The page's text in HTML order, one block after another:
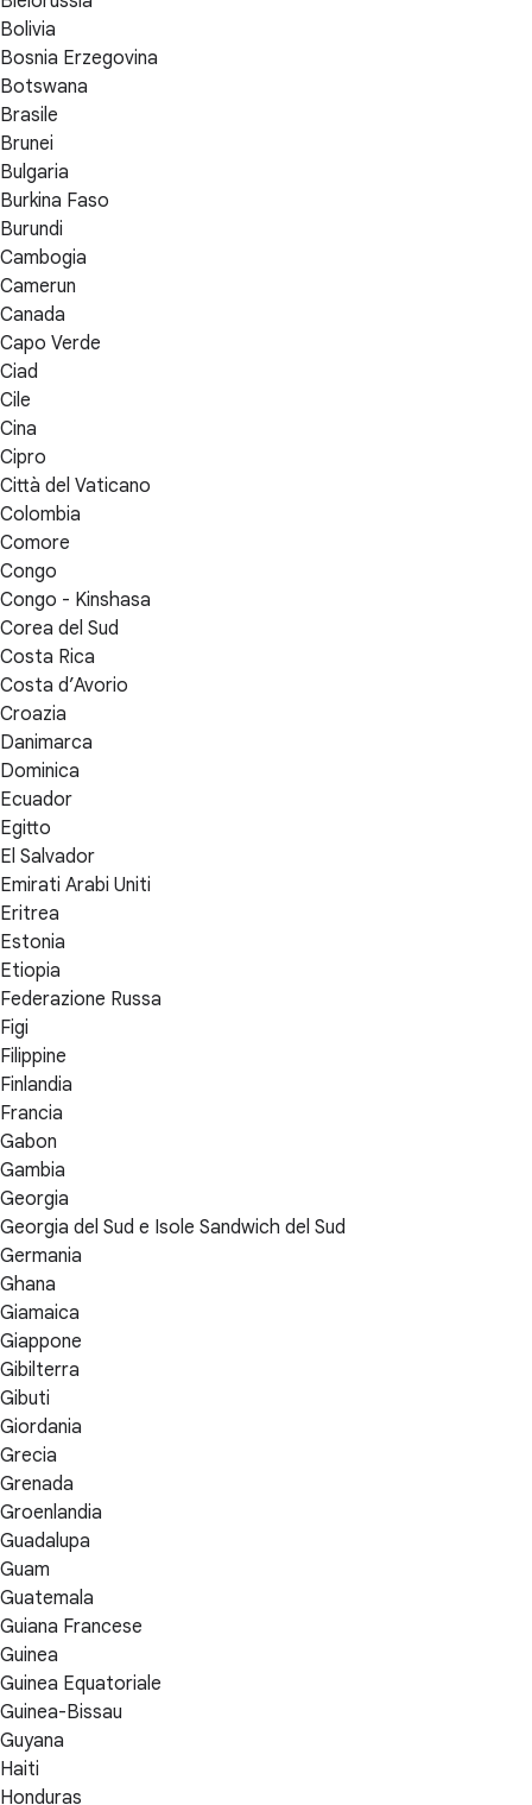
Bolivia
Bosnia Erzegovina
Botswana
Brasile
Brunei
Bulgaria
Burkina Faso
Burundi
Cambogia
Camerun
Canada
Capo Verde
Ciad
Cile
Cina
Cipro
Città del Vaticano
Colombia
Comore
Congo
Congo - Kinshasa
Corea del Sud
Costa Rica
Costa d’Avorio
Croazia
Danimarca
Dominica
Ecuador
Egitto
El Salvador
Emirati Arabi Uniti
Eritrea
Estonia
Etiopia
Federazione Russa
Figi
Filippine
Finlandia
Francia
Gabon
Gambia
Georgia
Georgia del Sud e Isole Sandwich del Sud
Germania
Ghana
Giamaica
Giappone
Gibilterra
Gibuti
Giordania
Grecia
Grenada
Groenlandia
Guadalupa
Guam
Guatemala
Guiana Francese
Guinea
Guinea Equatoriale
Guinea-Bissau
Guyana
Haiti
Honduras